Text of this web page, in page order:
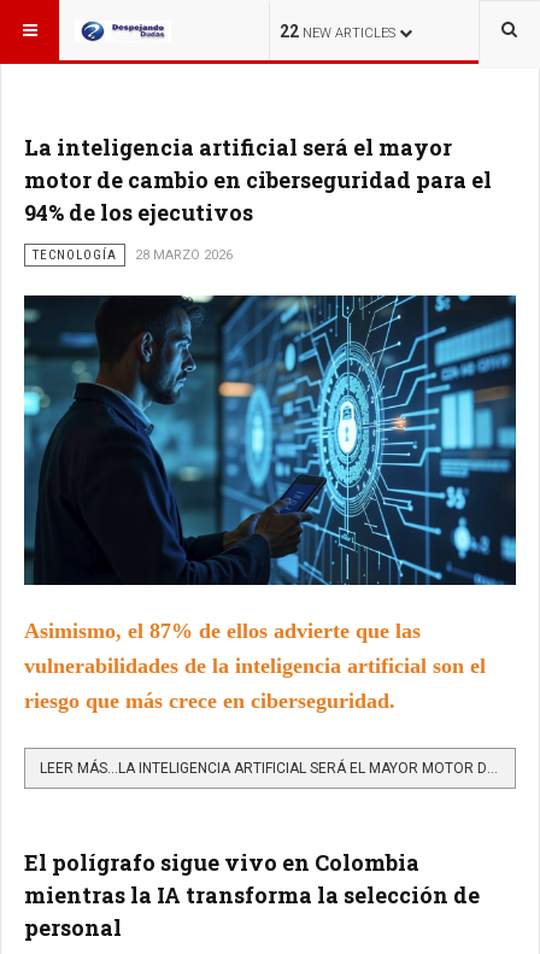
22 NEW ARTICLES
ESTÁ AQUÍ:
La inteligencia artificial será el mayor
motor de cambio en ciberseguridad para el
94% de los ejecutivos
TECNOLOGÍA 28 MARZO 2026
Asimismo, el 87% de ellos advierte que las
vulnerabilidades de la inteligencia artificial son el
riesgo que más crece en ciberseguridad.
LEER MÁS…LA INTELIGENCIA ARTIFICIAL SERÁ EL MAYOR MOTOR DE CAMBIO EN CIBERSEGURIDAD PARA EL 94% DE LOS...
El polígrafo sigue vivo en Colombia
mientras la IA transforma la selección de
personal